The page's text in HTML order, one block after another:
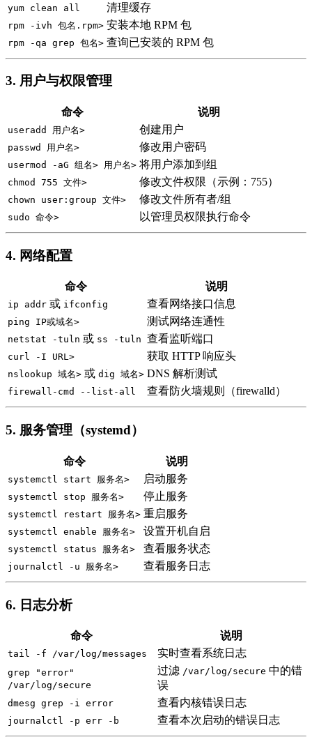
yum clean all 清理缓存
rpm -ivh 包名.rpm> 安装本地 RPM 包
rpm -qa grep 包名> 查询已安装的 RPM 包
3. 用户与权限管理
命令 说明
useradd 用户名> 创建用户
passwd 用户名> 修改用户密码
usermod -aG 组名> 用户名> 将用户添加到组
chmod 755 文件> 修改文件权限（示例：755）
chown user:group 文件> 修改文件所有者/组
sudo 命令> 以管理员权限执行命令
4. 网络配置
命令 说明
ip addr 或 ifconfig 查看网络接口信息
ping IP或域名> 测试网络连通性
netstat -tuln 或 ss -tuln 查看监听端口
curl -I URL> 获取 HTTP 响应头
nslookup 域名> 或 dig 域名> DNS 解析测试
firewall-cmd --list-all 查看防火墙规则（firewalld）
5. 服务管理（systemd）
命令 说明
systemctl start 服务名> 启动服务
systemctl stop 服务名> 停止服务
systemctl restart 服务名> 重启服务
systemctl enable 服务名> 设置开机自启
systemctl status 服务名> 查看服务状态
journalctl -u 服务名> 查看服务日志
6. 日志分析
命令 说明
tail -f /var/log/messages 实时查看系统日志
grep "error"
/var/log/secure
过滤 /var/log/secure 中的错
误
dmesg grep -i error 查看内核错误日志
journalctl -p err -b 查看本次启动的错误日志